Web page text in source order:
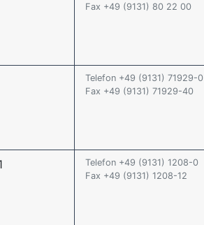
Fax +49 (9131) 80 22 00
Telefon +49 (9131) 71929-0
Fax +49 (9131) 71929-40
Telefon +49 (9131) 1208-0
Fax +49 (9131) 1208-12